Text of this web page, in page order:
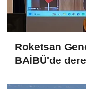
Roketsan
BAİBÜ'de